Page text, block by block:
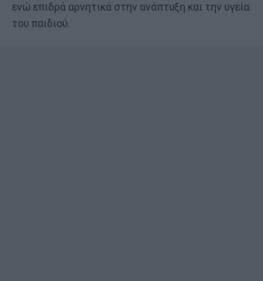
ενώ επιδρά αρνητικά στην ανάπτυξη και την υγεία
του παιδιού.